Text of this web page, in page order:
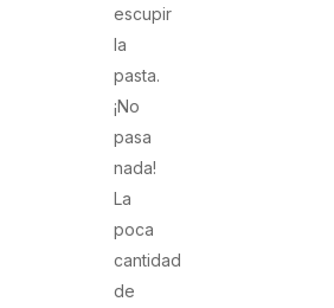
escupir
la
pasta.
¡No
pasa
nada!
La
poca
cantidad
de